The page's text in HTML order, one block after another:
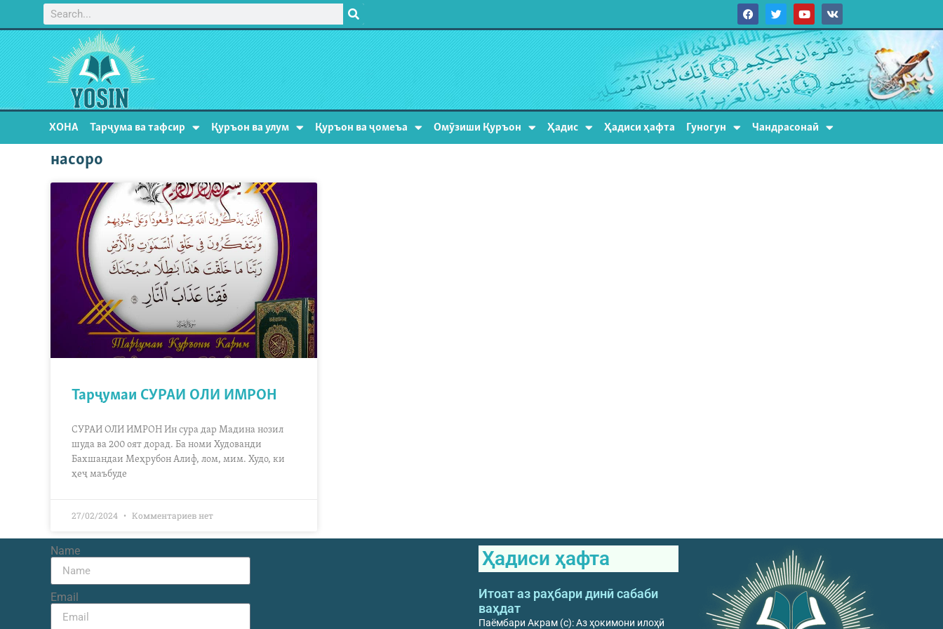
ХОНА Тарҷума ва тафсир Қуръон ва улум Қуръон ва ҷомеъа Омӯзиши Қуръон Ҳадис Ҳадиси ҳафта Гуногун Чандрасонаӣ
насоро
Тарҷумаи СУРАИ ОЛИ ИМРОН
СУРАИ ОЛИ ИМРОН Ин сура дар Мадина нозил
шуда ва 200 оят дорад. Ба номи Худованди
Бахшандаи Меҳрубон Алиф, лом, мим. Худо, ки
ҳеҷ маъбуде
27/02/2024 Комментариев нет
Name
Email
Ҳадиси ҳафта
Итоат аз раҳбари динӣ сабаби
ваҳдат
Паёмбари Акрам (с): Аз ҳокимони илоҳӣ